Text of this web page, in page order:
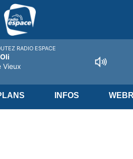
INFOS
RADIO ESPACE
Vieux